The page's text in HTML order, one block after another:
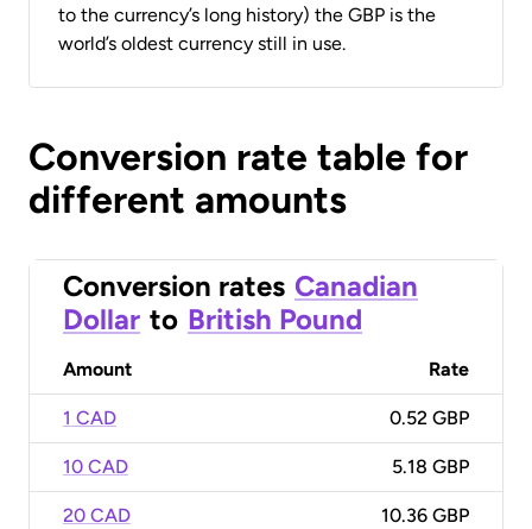
to the currency’s long history) the GBP is the
world’s oldest currency still in use.
Conversion rate table for
different amounts
Conversion rates Canadian
Dollar to British Pound
Amount Rate
1 CAD 0.52 GBP
10 CAD 5.18 GBP
20 CAD 10.36 GBP